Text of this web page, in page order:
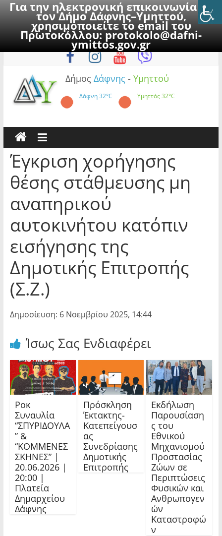
Για την ηλεκτρονική επικοινωνία με
τον Δήμο Δάφνης–Υμηττού,
χρησιμοποιείτε το email του
Πρωτοκόλλου:protokolo@dafni-
ymittos.gov.gr
to
Πέμπτη, 6 Αυγούστου 2026
Δήμος Δάφνης - Υμηττού
Δάφνη32°C Υμηττός32°C
Έγκριση χορήγησης
θέσης στάθμευσης μη
αναπηρικού
αυτοκινήτου κατόπιν
εισήγησης της
Δημοτικής Επιτροπής
(Σ.Ζ.)
Δημοσίευση: 6 Νοεμβρίου 2025, 14:44
Ίσως Σας Ενδιαφέρει
Ροκ
Συναυλία
“ΣΠΥΡΙΔΟΥΛΑ
” &
“ΚΟΜΜΕΝΕΣ
ΣΚΗΝΕΣ” |
20.06.2026 |
20:00 |
Πλατεία
Δημαρχείου
Δάφνης
Πρόσκληση
Έκτακτης-
Κατεπείγουσ
ας
Συνεδρίασης
Δημοτικής
Επιτροπής
Εκδήλωση
Παρουσίαση
ς του
Εθνικού
Μηχανισμού
Προστασίας
Ζώων σε
Περιπτώσεις
Φυσικών και
Ανθρωπογεν
ών
Καταστροφώ
ν